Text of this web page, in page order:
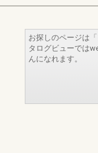
お探しのページは
タログビューでは
んになれます。